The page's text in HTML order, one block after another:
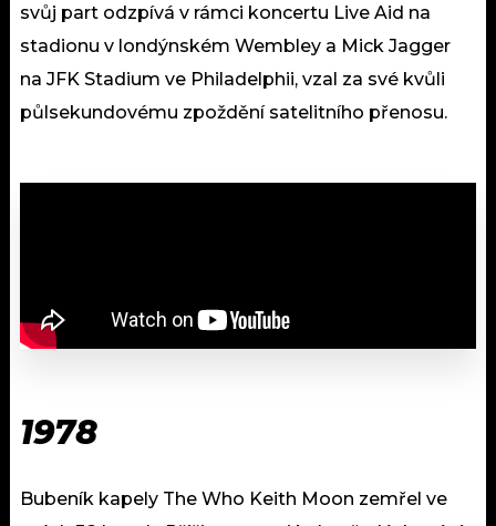
svůj part odzpívá v rámci koncertu Live Aid na
stadionu v londýnském Wembley a Mick Jagger
na JFK Stadium ve Philadelphii, vzal za své kvůli
půlsekundovému zpoždění satelitního přenosu.
1978
Bubeník kapely The Who Keith Moon zemřel ve